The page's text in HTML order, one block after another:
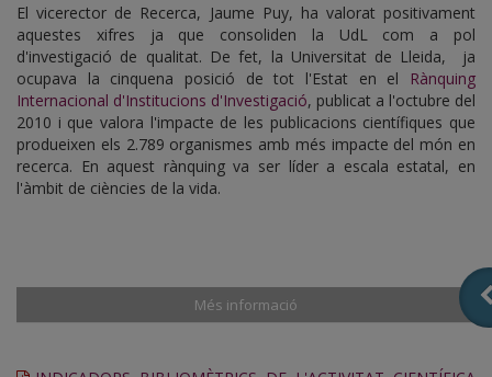
El vicerector de Recerca, Jaume Puy, ha valorat positivament
aquestes xifres ja que consoliden la UdL com a pol
d'investigació de qualitat. De fet, la Universitat de Lleida, ja
ocupava la cinquena posició de tot l'Estat en el
Rànquing
Internacional d'Institucions d'Investigació, publicat a l'octubre del
2010 i que valora l'impacte de les publicacions científiques que
produeixen els 2.789 organismes amb més impacte del món en
recerca. En aquest rànquing va ser líder a escala estatal, en
l'àmbit de ciències de la vida.
Més informació